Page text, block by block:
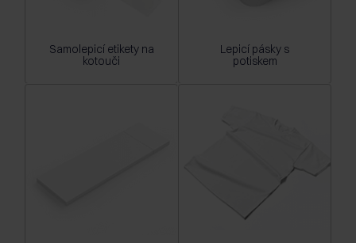
Samolepicí etikety na
kotouči
Lepicí pásky s
potiskem